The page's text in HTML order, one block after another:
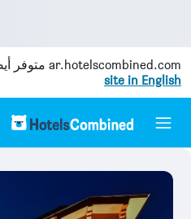
ar.hotelscombined.com متوفر
site in English